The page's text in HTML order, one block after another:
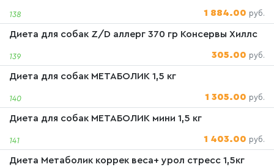
138 1 884.00 руб.
139
Диета для собак Z/D аллерг 370 гр Консервы Хиллс
305.00 руб.
140
Диета для собак МЕТАБОЛИК 1,5 кг
1 305.00 руб.
141
Диета для собак МЕТАБОЛИК мини 1,5 кг
1 403.00 руб.
Диета Метаболик коррек веса+ урол стресс 1,5кг